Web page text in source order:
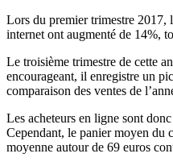
Lors du premier trimestre 2017,
internet ont augmenté de 14%,
Le troisième trimestre de cette
encourageant, il enregistre un
comparaison des ventes de
Les acheteurs en ligne sont
Cependant, le panier moyen du
moyenne autour de 69 euros